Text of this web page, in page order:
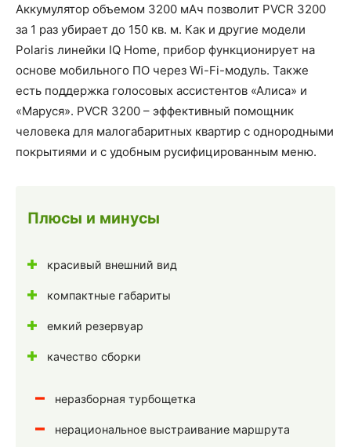
Аккумулятор объемом 3200 мАч позволит PVCR 3200
за 1 раз убирает до 150 кв. м. Как и другие модели
Polaris линейки IQ Home, прибор функционирует на
основе мобильного ПО через Wi-Fi-модуль. Также
есть поддержка голосовых ассистентов «Алиса» и
«Маруся». PVCR 3200 – эффективный помощник
человека для малогабаритных квартир с однородными
покрытиями и с удобным русифицированным меню.
Плюсы и минусы
красивый внешний вид
компактные габариты
емкий резервуар
качество сборки
неразборная турбощетка
нерациональное выстраивание маршрута